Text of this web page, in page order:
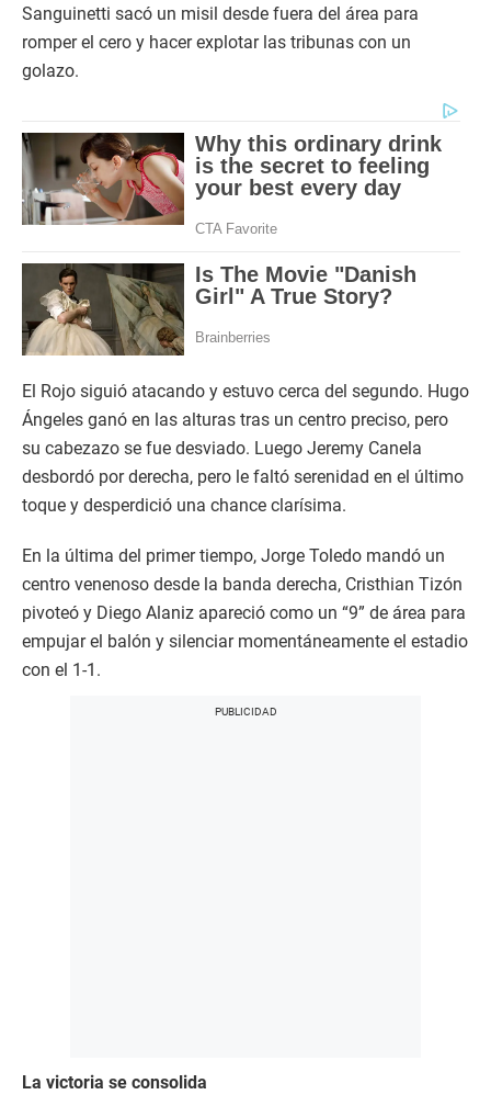
Sanguinetti sacó un misil desde fuera del área para
romper el cero y hacer explotar las tribunas con un
golazo.
El Rojo siguió atacando y estuvo cerca del segundo. Hugo
Ángeles ganó en las alturas tras un centro preciso, pero
su cabezazo se fue desviado. Luego Jeremy Canela
desbordó por derecha, pero le faltó serenidad en el último
toque y desperdició una chance clarísima.
En la última del primer tiempo, Jorge Toledo mandó un
centro venenoso desde la banda derecha, Cristhian Tizón
pivoteó y Diego Alaniz apareció como un “9” de área para
empujar el balón y silenciar momentáneamente el estadio
con el 1-1.
La victoria se consolida